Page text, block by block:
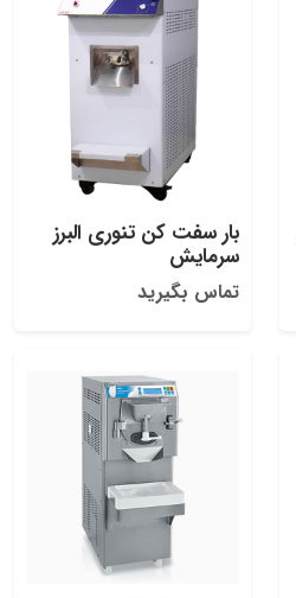
بار سفت کن تنوری البرز
سرمایش
تماس بگیرید